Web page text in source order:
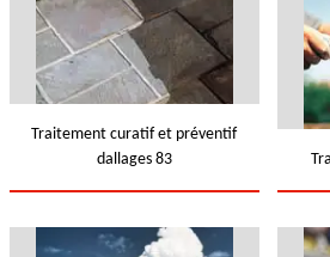
Traitement curatif et préventif
dallages 83